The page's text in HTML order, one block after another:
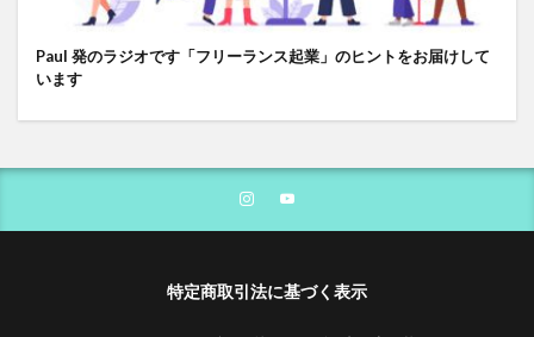
Paul 発のラジオです「フリーランス起業」のヒントをお届けして
います
特定商取引法に基づく表示